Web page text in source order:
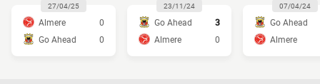
27/04/25
Almere
0
Go Ahead
0
23/11/24
Go Ahead
3
Almere
0
07/04/24
Go Ahead
Almere